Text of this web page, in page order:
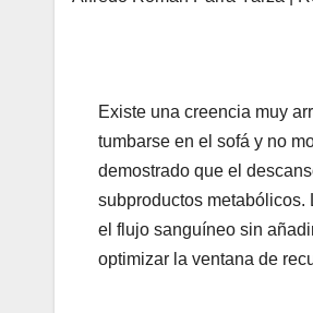
Existe una creencia muy
tumbarse en el sofá y no
demostrado que el
subproductos
el flujo sanguíneo sin
optimizar la ventana de